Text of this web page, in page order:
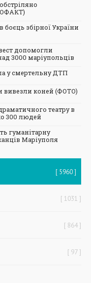
боєць збірної України
допомогли
3000 маріупольців
у смертельну ДТП
вивезли коней (ФОТО)
театру в
300 людей
гуманітарну
Маріуполя
5960
1031
864
97